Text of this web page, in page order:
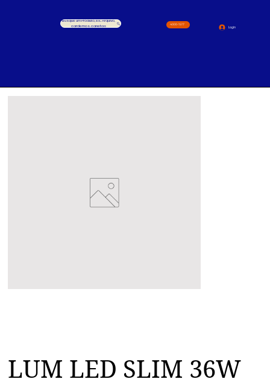
Busque um Produto, ex.: Arquivo,
cardernos, canetas
4000-1517
Login
LUM LED SLIM 36W